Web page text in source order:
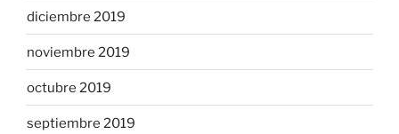
diciembre 2019
noviembre 2019
octubre 2019
septiembre 2019